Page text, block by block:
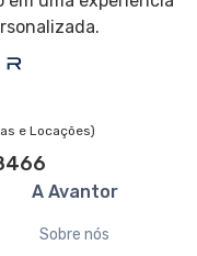
e Locações)
A Avantor
Sobre nós